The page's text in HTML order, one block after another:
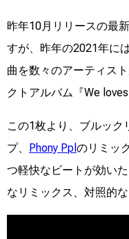
昨年10月リリースの最
すが、昨年の2021年に
曲を数々のアーティス
クトアルバム『We
この1枚より、ブルック
プ、 Phony Ppl のリミッ
つ軽快なビートが効い
なリミックス、対照的